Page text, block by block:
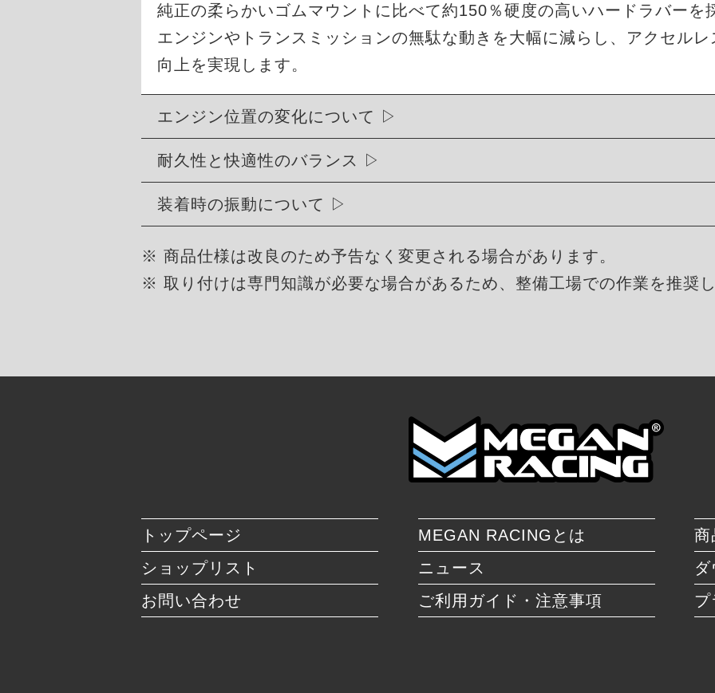
純正の柔らかいゴムマウントに比べて約150％硬度の高いハードラバーを
エンジンやトランスミッションの無駄な動きを大幅に減らし、アクセル
向上を実現します。
エンジン位置の変化について
耐久性と快適性のバランス
装着時の振動について
※ 商品仕様は改良のため予告なく変更される場合があります。
※ 取り付けは専門知識が必要な場合があるため、整備工場での作業を推奨し
トップページ MEGAN RACINGとは
商
ショップリスト
ニュース
お問い合わせ
ご利用ガイド・注意事項 プ